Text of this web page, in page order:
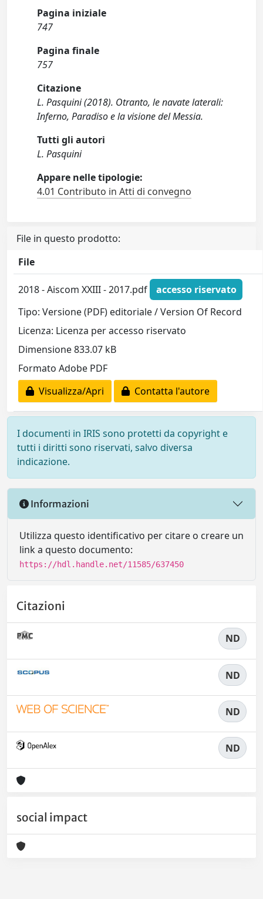
Pagina iniziale
747
Pagina finale
757
Citazione
L. Pasquini (2018). Otranto, le navate laterali:
Inferno, Paradiso e la visione del Messia.
Tutti gli autori
L. Pasquini
Appare nelle tipologie:
4.01 Contributo in Atti di convegno
File in questo prodotto:
File
2018 - Aiscom XXIII - 2017.pdf
accesso riservato
Tipo: Versione (PDF) editoriale / Version Of Record
Licenza: Licenza per accesso riservato
Dimensione 833.07 kB
Formato Adobe PDF
Visualizza/Apri
Contatta l'autore
I documenti in IRIS sono protetti da copyright e
tutti i diritti sono riservati, salvo diversa
indicazione.
Informazioni
Utilizza questo identificativo per citare o creare un
link a questo documento:
https://hdl.handle.net/11585/637450
Citazioni
ND
ND
ND
ND
social impact